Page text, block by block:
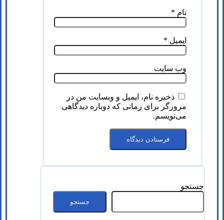
نام *
ایمیل *
وب‌ سایت
ذخیره نام، ایمیل و وبسایت من در
مرورگر برای زمانی که دوباره دیدگاهی
می‌نویسم.
جستجو
جستجو